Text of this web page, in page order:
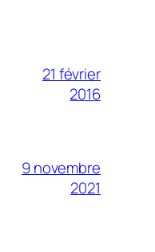
21 février
2016
9 novembre
2021